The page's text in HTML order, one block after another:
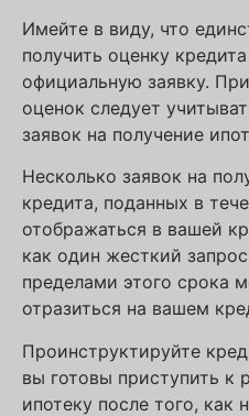
Имейте в виду, что
получить оценку
официальную заявку.
оценок следует
заявок на получение
Несколько заявок на
кредита, поданных в
отображаться в вашей
как один жесткий
пределами этого срока
отразиться на вашем
Проинструктируйте
вы готовы приступить к
ипотеку после того, как